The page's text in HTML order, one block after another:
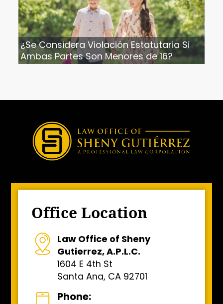
¿Se Considera Violación Estatutaria Si
Ambas Partes Son Menores de 16?
Office Location
Law Office of Sheny
Gutierrez, A.P.L.C.
1604 E 4th St
Santa Ana, CA 92701
Phone: